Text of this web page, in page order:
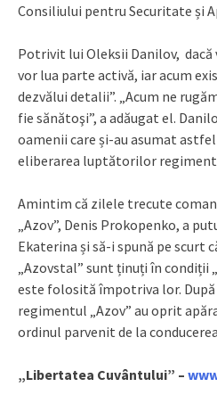
Consiliului pentru Securitate și
Potrivit lui Oleksii Danilov,
vor lua parte activă, iar acum
dezvălui detalii”. „Acum ne
fie sănătoşi”, a adăugat el.
oamenii care și-au asumat
eliberarea luptătorilor
Amintim că zilele trecute
„Azov”, Denis Prokopenko, a
Ekaterina și să-i spună pe scurt
„Azovstal” sunt ținuți în condiții
este folosită împotriva lor.
regimentul „Azov” au oprit
ordinul parvenit de la
„Libertatea Cuvântului” –